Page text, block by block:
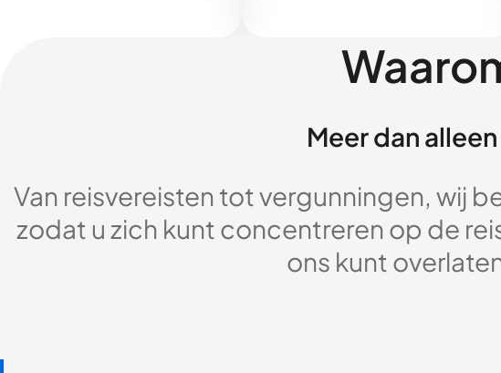
Meer dan
Van reisvereisten tot vergunningen, wij
zodat u zich kunt concentreren op de
ons kunt